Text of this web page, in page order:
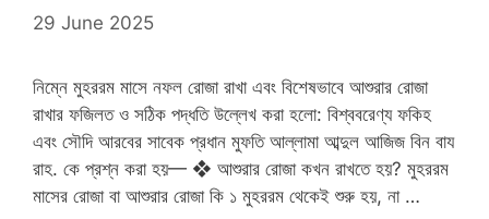
29 June 2025
নিম্নে মুহররম মাসে নফল রোজা রাখা এবং বিশেষভাবে আশুরার রোজা
রাখার ফজিলত ও সঠিক পদ্ধতি উল্লেখ করা হলো: বিশ্ববরেণ্য ফকিহ
এবং সৌদি আরবের সাবেক প্রধান মুফতি আল্লামা আব্দুল আজিজ বিন বায
রাহ. কে প্রশ্ন করা হয়— ❖ আশুরার রোজা কখন রাখতে হয়? মুহররম
মাসের রোজা বা আশুরার রোজা কি ১ মুহররম থেকেই শুরু হয়, না …